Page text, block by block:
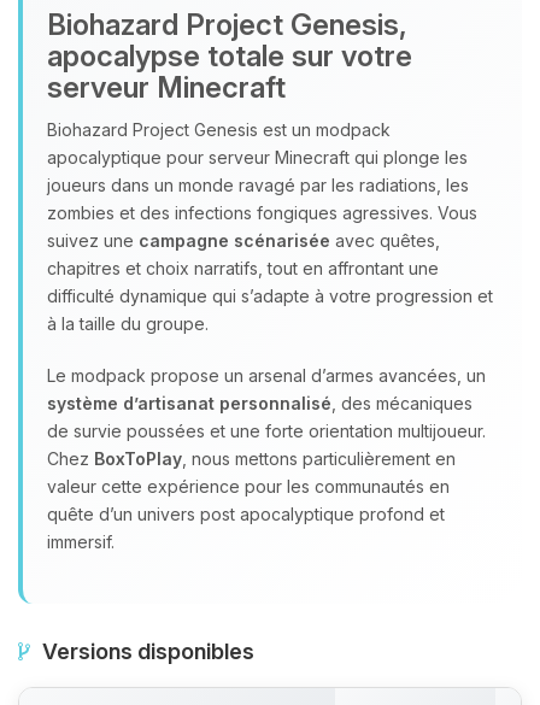
Biohazard Project Genesis,
apocalypse totale sur votre
serveur Minecraft
Biohazard Project Genesis est un modpack
apocalyptique pour serveur Minecraft qui plonge les
joueurs dans un monde ravagé par les radiations, les
zombies et des infections fongiques agressives. Vous
suivez une campagne scénarisée avec quêtes,
chapitres et choix narratifs, tout en affrontant une
difficulté dynamique qui s’adapte à votre progression et
à la taille du groupe.
Le modpack propose un arsenal d’armes avancées, un
système d’artisanat personnalisé , des mécaniques
de survie poussées et une forte orientation multijoueur.
Chez BoxToPlay , nous mettons particulièrement en
valeur cette expérience pour les communautés en
quête d’un univers post apocalyptique profond et
immersif.
Versions disponibles